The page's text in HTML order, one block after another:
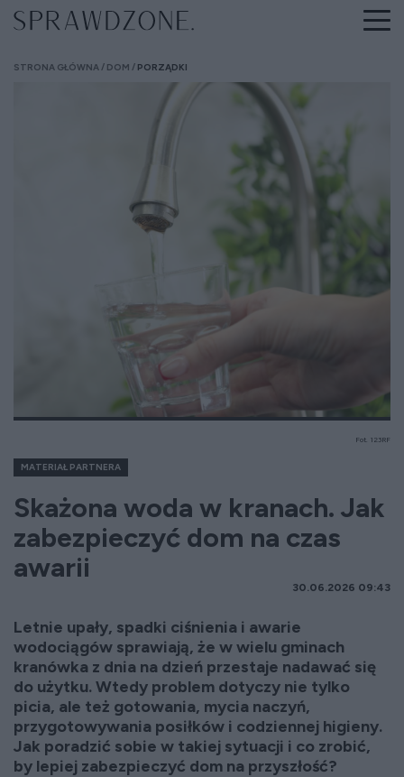
STRONA GŁÓWNA DOM PORZĄDKI
Fot. 123RF
MATERIAŁ PARTNERA
Skażona woda w kranach. Jak
zabezpieczyć dom na czas
awarii
30.06.2026 09:43
Letnie upały, spadki ciśnienia i awarie
wodociągów sprawiają, że w wielu gminach
kranówka z dnia na dzień przestaje nadawać się
do użytku. Wtedy problem dotyczy nie tylko
picia, ale też gotowania, mycia naczyń,
przygotowywania posiłków i codziennej higieny.
Jak poradzić sobie w takiej sytuacji i co zrobić,
by lepiej zabezpieczyć dom na przyszłość?